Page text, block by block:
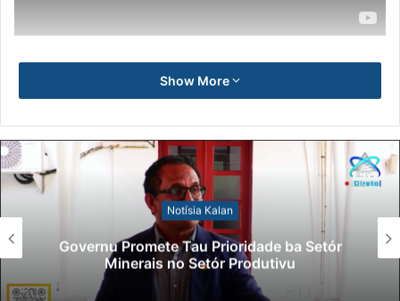
Show More
Notísia Kalan
Governu Promete Tau Prioridade ba Setór
Minerais no Setór Produtivu